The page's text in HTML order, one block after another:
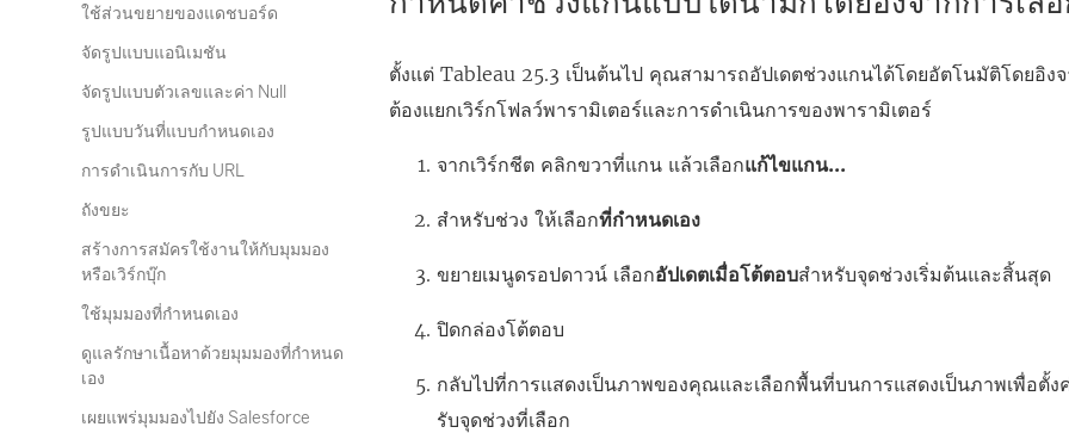
ใช้ส่วนขยายของแดชบอร์ด
จัดรูปแบบแอนิเมชัน
จัดรูปแบบตัวเลขและค่า Null
รูปแบบวันที่แบบกำหนดเอง
การดำเนินการกับ URL
ถังขยะ
สร้างการสมัครใช้งานให้กับมุมมอง
หรือเวิร์กบุ๊ก
ใช้มุมมองที่กำหนดเอง
ดูแลรักษาเนื้อหาด้วยมุมมองที่กำหนด
เอง
เผยแพร่มุมมองไปยัง Salesforce
ตั้งแต่ Tableau 25.3 เป็นต้นไป คุณสามารถอัปเดตช่วงแกนได้โดยอัตโนมัติโดยอิง
ต้องแยกเวิร์กโฟลว์พารามิเตอร์และการดำเนินการของพารามิเตอร์
จากเวิร์กชีต คลิกขวาที่แกน แล้วเลือกแก้ไขแกน...
สำหรับช่วง ให้เลือกที่กำหนดเอง
ขยายเมนูดรอปดาวน์ เลือกอัปเดตเมื่อโต้ตอบสําหรับจุดช่วงเริ่มต้นและสิ้นสุด
ปิดกล่องโต้ตอบ
กลับไปที่การแสดงเป็นภาพของคุณและเลือกพื้นที่บนการแสดงเป็นภาพเพื่อตั้
รับจุดช่วงที่เลือก